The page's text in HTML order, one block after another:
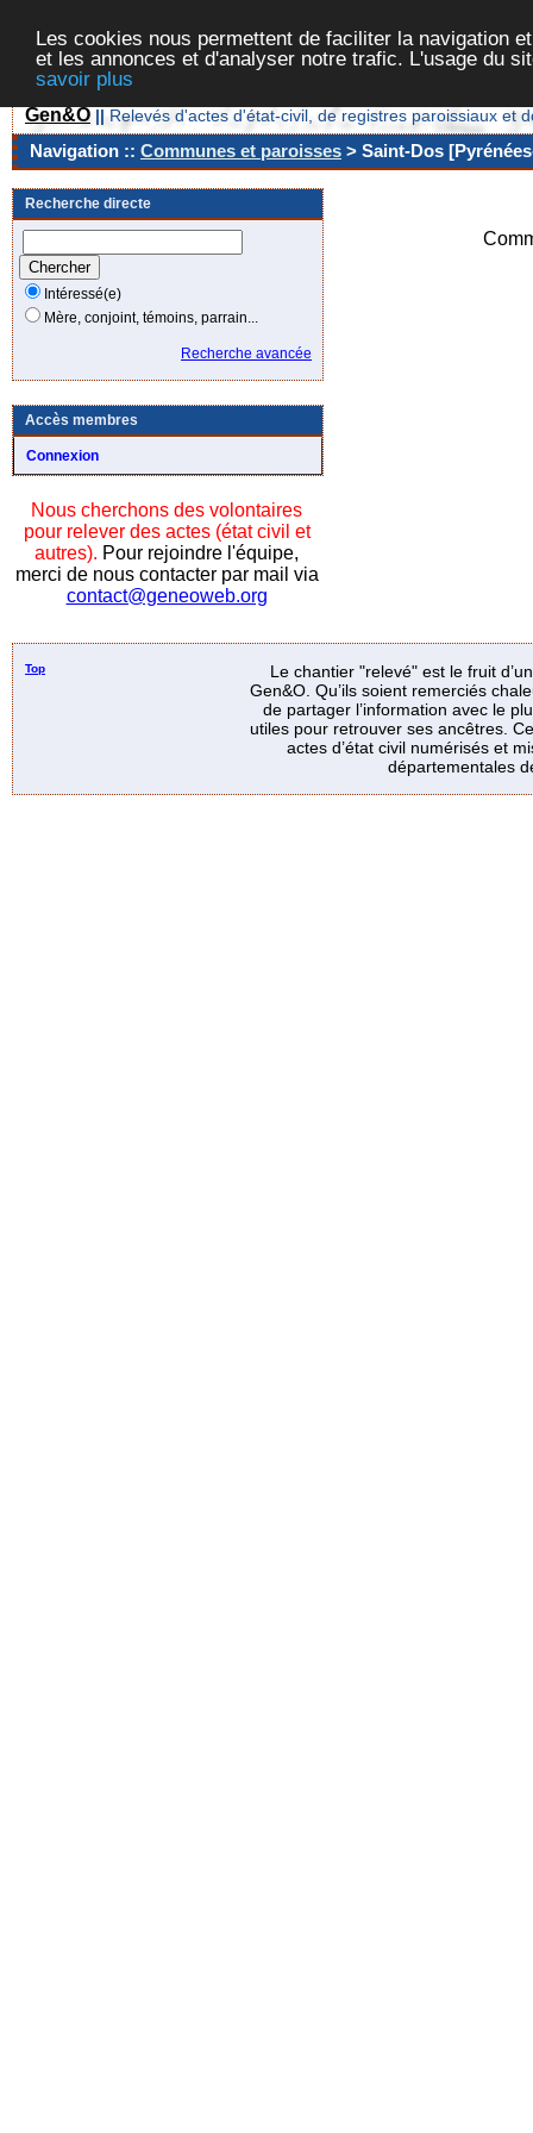
Les cookies nous permettent de faciliter la navigation
et les annonces et d'analyser notre trafic. L'usage du
savoir plus
Gen&O || Relevés d'actes d'état-civil, de registres paroissiaux et
Navigation :: Communes et paroisses > Saint-Dos
Recherche directe
Intéressé(e)
Mère, conjoint, témoins, parrain...
Recherche avancée
Accès membres
Connexion
Nous cherchons des volontaires
pour relever des actes (état civil et
autres). Pour rejoindre l'équipe,
merci de nous contacter par mail via
contact@geneoweb.org
Top
Le chantier "relevé" est le fruit
Gen&O. Qu’ils soient remerciés
de partager l’information avec le
utiles pour retrouver ses ancêtres.
actes d’état civil numérisés et
départementales